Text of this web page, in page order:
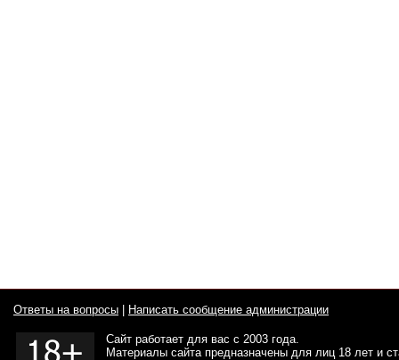
Ответы на вопросы Написать сообщение администрации
Сайт работает для вас с 2003 года.
Материалы сайта предназначены для лиц 18 лет и